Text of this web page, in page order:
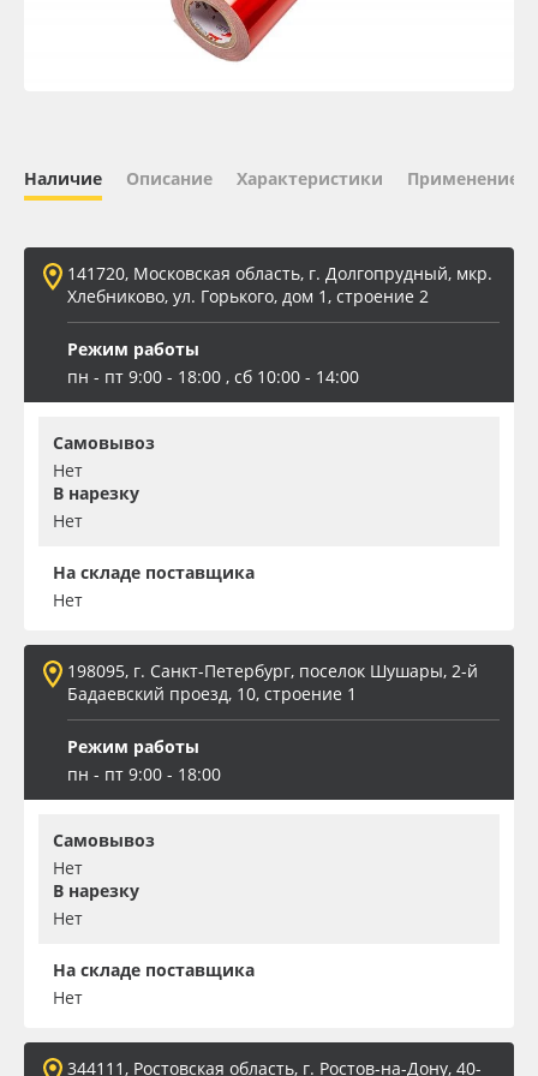
ПЭТ бэклит
Вспененный ПВХ
Заготовки для сувениров
Наличие Описание Характеристики Применение
141720, Московская область, г. Долгопрудный, мкр.
Хлебниково, ул. Горького, дом 1, строение 2
Режим работы
пн - пт 9:00 - 18:00 , сб 10:00 - 14:00
Самовывоз
Нет
В нарезку
Нет
На складе поставщика
Нет
198095, г. Санкт-Петербург, поселок Шушары, 2-й
Бадаевский проезд, 10, строение 1
Режим работы
пн - пт 9:00 - 18:00
Самовывоз
Нет
В нарезку
Нет
На складе поставщика
Нет
344111, Ростовская область, г. Ростов-на-Дону, 40-